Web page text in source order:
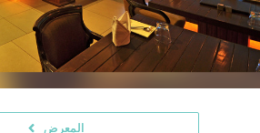
المعرض